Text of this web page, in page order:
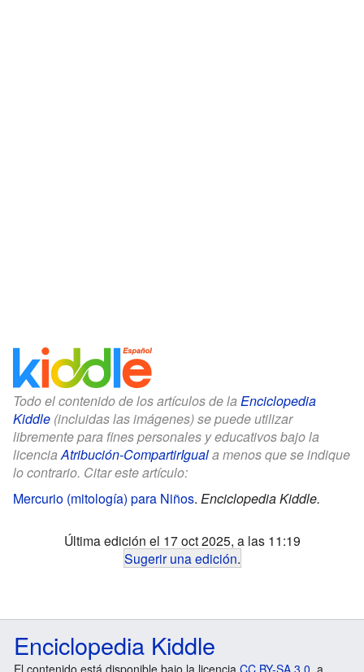
Todo el contenido de los artículos de la Enciclopedia
Kiddle (incluidas las imágenes) se puede utilizar
libremente para fines personales y educativos bajo la
licenciaAtribución-CompartirIguala menos que se indique
lo contrario. Citar este artículo:
Mercurio (mitología) para Niños. Enciclopedia Kiddle.
Última edición el 17 oct 2025, a las 11:19
Sugerir una edición.
Enciclopedia Kiddle